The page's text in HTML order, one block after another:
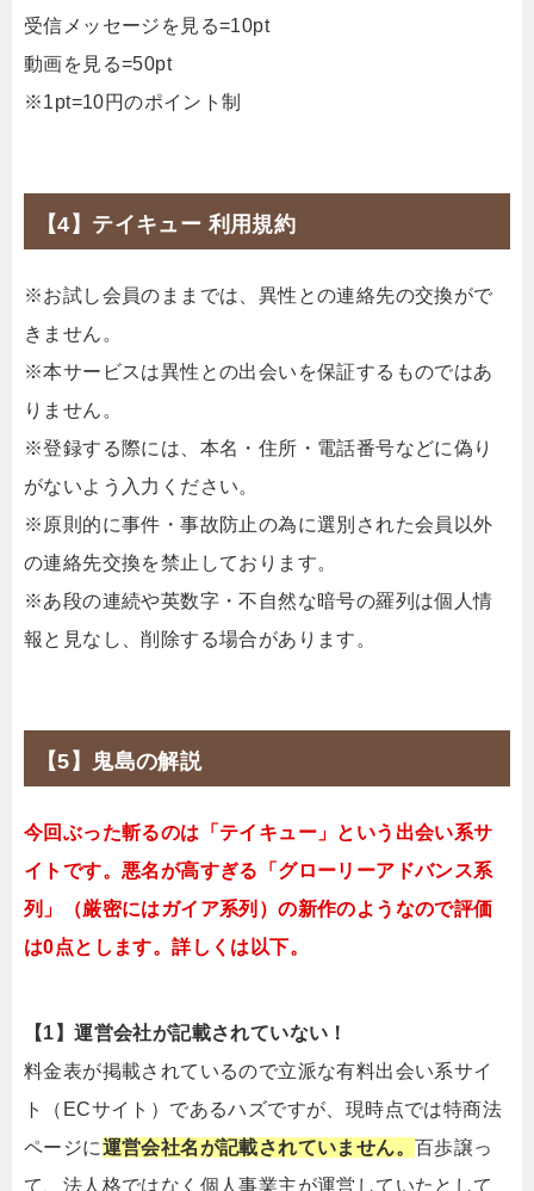
受信メッセージを見る=10pt
動画を見る=50pt
※1pt=10円のポイント制
【4】テイキュー 利用規約
※お試し会員のままでは、異性との連絡先の交換がで
きません。
※本サービスは異性との出会いを保証するものではあ
りません。
※登録する際には、本名・住所・電話番号などに偽り
がないよう入力ください。
※原則的に事件・事故防止の為に選別された会員以外
の連絡先交換を禁止しております。
※あ段の連続や英数字・不自然な暗号の羅列は個人情
報と見なし、削除する場合があります。
【5】鬼島の解説
今回ぶった斬るのは「テイキュー」という出会い系サ
イトです。悪名が高すぎる「グローリーアドバンス系
列」（厳密にはガイア系列）の新作のようなので評価
は0点とします。詳しくは以下。
【1】運営会社が記載されていない！
料金表が掲載されているので立派な有料出会い系サイ
ト（ECサイト）であるハズですが、現時点では特商法
ページに運営会社名が記載されていません。百歩譲っ
て、法人格ではなく個人事業主が運営していたとして